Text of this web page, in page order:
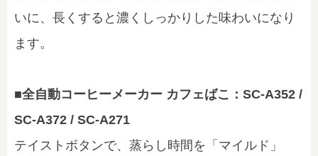
いに、長くすると濃くしっかりした味わいになり
ます。
■全自動コーヒーメーカー カフェばこ：SC-A352 /
SC-A372 / SC-A271
テイストボタンで、蒸らし時間を「マイルド」